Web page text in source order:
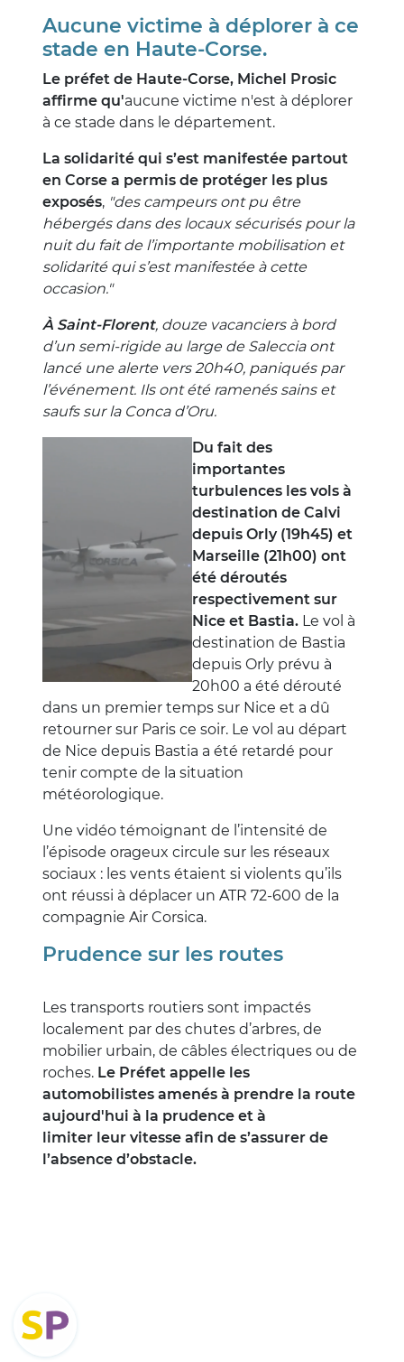
Aucune victime à déplorer à ce
stade en Haute-Corse.
Le préfet de Haute-Corse, Michel Prosic
affirme qu'aucune victime n'est à déplorer
à ce stade dans le département.
La solidarité qui s’est manifestée partout
en Corse a permis de protéger les plus
exposés, "des campeurs ont pu être
hébergés dans des locaux sécurisés pour la
nuit du fait de l’importante mobilisation et
solidarité qui s’est manifestée à cette
occasion."
À Saint-Florent, douze vacanciers à bord
d’un semi-rigide au large de Saleccia ont
lancé une alerte vers 20h40, paniqués par
l’événement. Ils ont été ramenés sains et
saufs sur la Conca d’Oru.
Du fait des
importantes
turbulences les vols à
destination de Calvi
depuis Orly (19h45) et
Marseille (21h00) ont
été déroutés
respectivement sur
Nice et Bastia. Le vol à
destination de Bastia
depuis Orly prévu à
20h00 a été dérouté
dans un premier temps sur Nice et a dû
retourner sur Paris ce soir. Le vol au départ
de Nice depuis Bastia a été retardé pour
tenir compte de la situation
météorologique.
Une vidéo témoignant de l’intensité de
l’épisode orageux circule sur les réseaux
sociaux : les vents étaient si violents qu’ils
ont réussi à déplacer un ATR 72-600 de la
compagnie Air Corsica.
Prudence sur les routes
Les transports routiers sont impactés
localement par des chutes d’arbres, de
mobilier urbain, de câbles électriques ou de
roches. Le Préfet appelle les
automobilistes amenés à prendre la route
aujourd'hui à la prudence et à
limiter leur vitesse afin de s’assurer de
l’absence d’obstacle.